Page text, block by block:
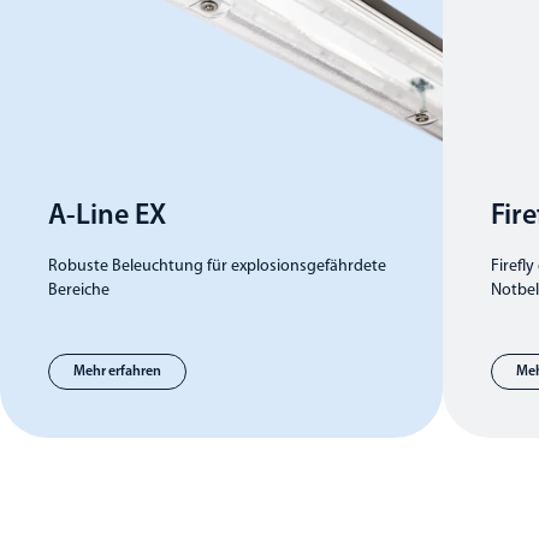
A-Line EX
Robuste Beleuchtung für explosionsgefährdete
Bereiche
Mehr erfahren
Firefly